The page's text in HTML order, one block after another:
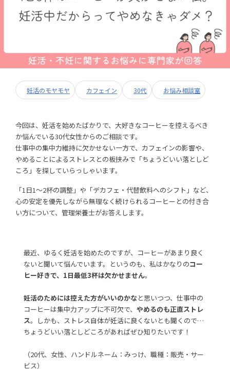
妊活のモヤモヤ カフェイン 30代 お悩み相談室
今回は、妊活を始めたばかりで、大好きなコーヒーを控えるべき
か悩んでいる30代女性からのご相談です。
仕事中の集中力維持に欠かせない一方で、カフェインの影響や、
やめることによるストレスとの板挟みで「ちょうどいい落としど
ころ」を探していらっしゃいます。
「1日1〜2杯の調整」や「デカフェ・代替飲料へのシフト」など、
心の安定を優先しながら無理なく続けられるコーヒーとの付き合
い方について、管理栄養士がお答えします。
最近、ゆるく妊活を始めたのですが、コーヒーがあまり良く
ないと聞いて悩んでいます。というのも、私はかなりのコー
ヒー好きで、1日最低3杯は欠かせません。
妊活のためには控えた方がいいのかなと思いつつ、仕事中の
コーヒーは集中力アップに不可欠で、 やめるのも正直ストレ
ス。しかも、ストレス自体が妊活に良くないとも聞くので…
ちょうどいい落としどころがあればぜひ知りたいです！
（20代、女性、ハンドルネーム：みっけ、職種：販売・サー
ビス）